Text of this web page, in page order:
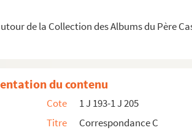
de la Collection des Albums du Père
(Isère)
POUR LA PAIX PAR L'ÉDUCATION
INTERNATIONALES (Groupe d'étude "Littérature
du contenu
Cote
1 J 193-1 J 205
Titre
Correspondance C